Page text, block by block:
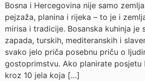
Bosna i Hercegovina nije samo
pejzaža, planina i rijeka – to je i
mirisa i tradicije. Bosanska kuhinja je
zapada, turskih, mediteranskih i
svako jelo priča posebnu priču o
gostoprimstvu. Ako planirate posjetu
kroz 10 jela koja […]